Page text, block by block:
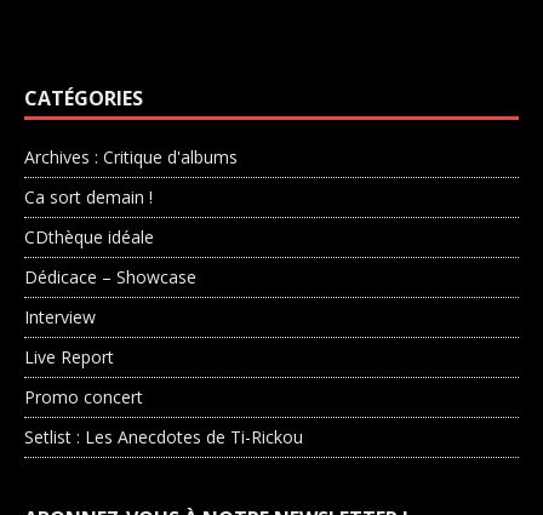
CATÉGORIES
Archives : Critique d'albums
Ca sort demain !
CDthèque idéale
Dédicace – Showcase
Interview
Live Report
Promo concert
Setlist : Les Anecdotes de Ti-Rickou